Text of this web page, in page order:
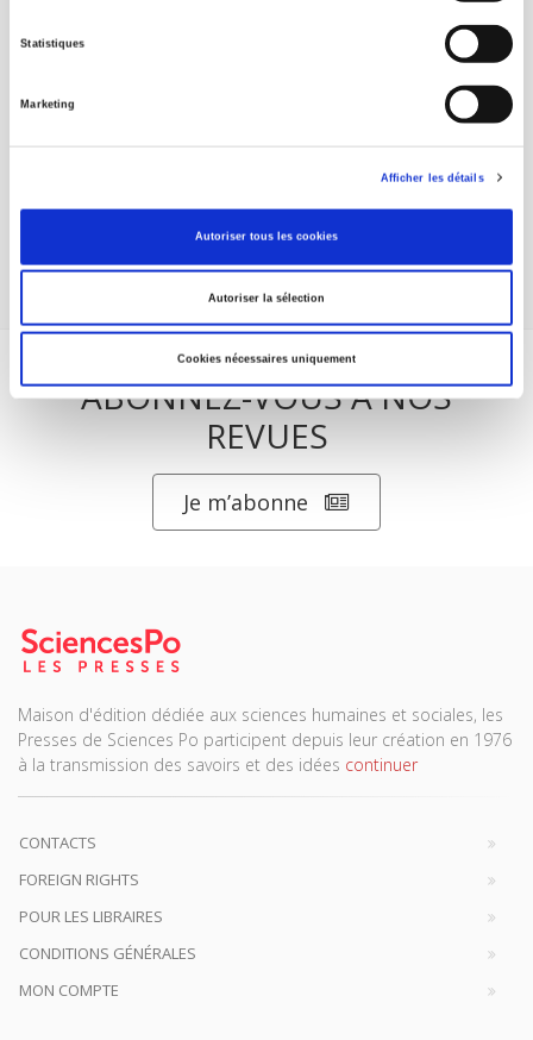
Statistiques
Marketing
Afficher les détails
Autoriser tous les cookies
Autoriser la sélection
Cookies nécessaires uniquement
ABONNEZ-VOUS À NOS
REVUES
Je m’abonne
Maison d'édition dédiée aux sciences humaines et sociales, les
Presses de Sciences Po participent depuis leur création en 1976
à la transmission des savoirs et des idées continuer
CONTACTS
FOREIGN RIGHTS
POUR LES LIBRAIRES
CONDITIONS GÉNÉRALES
MON COMPTE